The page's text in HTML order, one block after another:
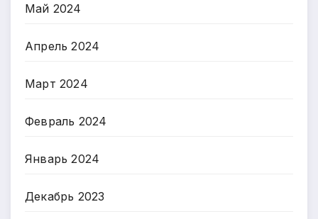
Май 2024
Апрель 2024
Март 2024
Февраль 2024
Январь 2024
Декабрь 2023